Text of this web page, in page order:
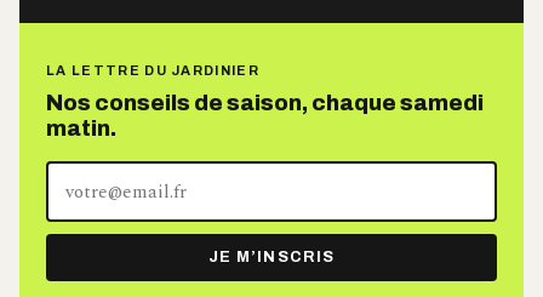
LA LETTRE DU JARDINIER
Nos conseils de saison, chaque samedi
matin.
adresse
e-
mail
JE M’INSCRIS